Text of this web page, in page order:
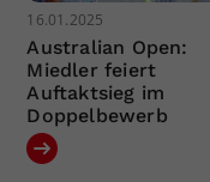
16.01.2025
Australian Open:
Miedler feiert
Auftaktsieg im
Doppelbewerb